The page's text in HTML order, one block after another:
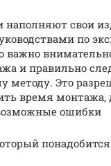
наполняют свои
по
важно
и правильно
методу. Это
время монтажа,
ошибки